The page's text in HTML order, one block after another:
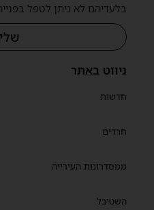
ניווט באתר
חדשות
חרדים
ממסדרונות העירייה
השטיבל
בלעדיהם לא ניתן לטפל